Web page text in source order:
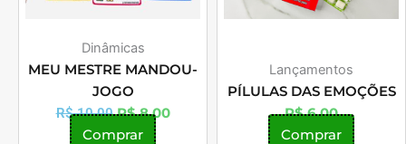
Dinâmicas
MEU MESTRE MANDOU-
JOGO
R$10,00 R$8,00
Comprar
Lançamentos
PÍLULAS DAS EMOÇÕES
R$6,00
Comprar